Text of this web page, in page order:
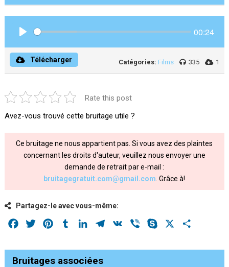
00:24
Télécharger Catégories: Films 335 1
Rate this post
Avez-vous trouvé cette bruitage utile ?
Ce bruitage ne nous appartient pas. Si vous avez des plaintes
concernant les droits d'auteur, veuillez nous envoyer une
demande de retrait par e-mail :
bruitagegratuit.com@gmail.com . Grâce à!
Partagez-le avec vous-même:
Facebook
Twitter PinterestTumblrLinkedInTelegram
VK Viber Skype
Bruitages associées